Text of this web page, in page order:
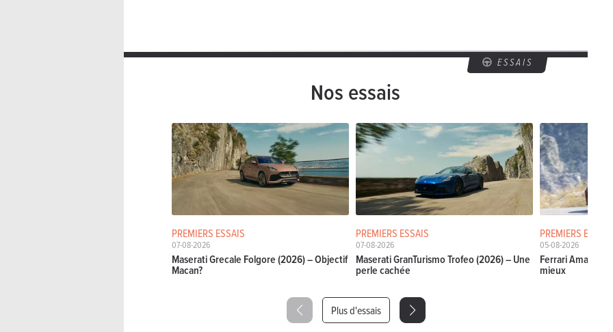
ESSAIS
Nos essais
PREMIERS ESSAIS
07-08-2026
Maserati Grecale Folgore (2026) – Objectif
Macan?
PREMIERS ESSAIS
07-08-2026
Maserati GranTurismo Trofeo (2026) – Une
perle cachée
PREMIERS ESSAIS
05-08-2026
Ferrari Amalfi
mieux
Plus d'essais